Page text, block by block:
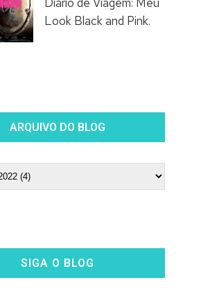
Diário de Viagem: Meu
Look Black and Pink.
ARQUIVO DO BLOG
SIGA O BLOG